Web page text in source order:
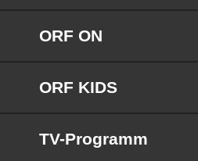
ORF ON
ORF KIDS
TV-Programm